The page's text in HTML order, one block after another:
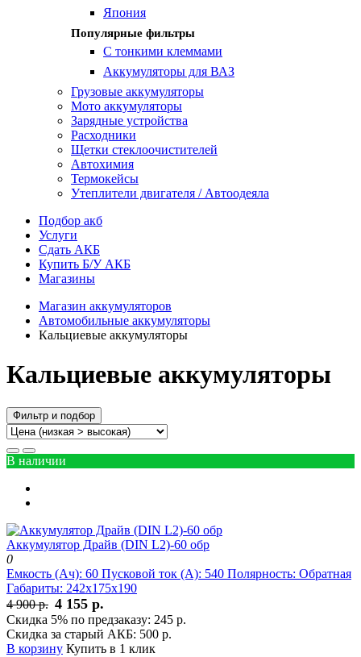
Япония
Популярные фильтры
С тонкими клеммами
Аккумуляторы для ВАЗ
Грузовые аккумуляторы
Мото аккумуляторы
Зарядные устройства
Расходники
Щетки стеклоочистителей
Автохимия
Термокейсы
Утеплители двигателя / Автоодеяла
Подбор акб
Услуги
Сдать АКБ
Купить Б/У АКБ
Магазины
Магазин аккумуляторов
Автомобильные аккумуляторы
Кальциевые аккумуляторы
Кальциевые аккумуляторы
Фильтр и подбор
В наличии
Аккумулятор Драйв (DIN L2)-60 обр
0
Емкость (Ач): 60 Пусковой ток (А): 540 Полярность: Обратная
Габариты: 242x175x190
4 900 р. 4 155 р.
Скидка 5% по предзаказу: 245 р.
Скидка за старый АКБ: 500 р.
В корзину Купить в 1 клик